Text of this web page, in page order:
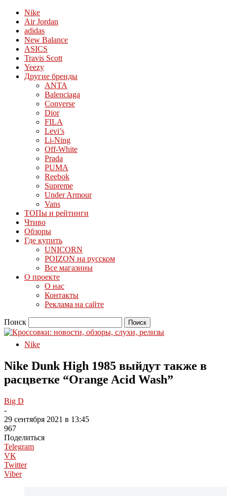
Nike
Air Jordan
adidas
New Balance
ASICS
Travis Scott
Yeezy
Другие бренды
ANTA
Balenciaga
Converse
Dior
FILA
Levi’s
Li-Ning
Off-White
Prada
PUMA
Reebok
Supreme
Under Armour
Vans
ТОПы и рейтинги
Чтиво
Обзоры
Где купить
UNICORN
POIZON на русском
Все магазины
О проекте
О нас
Контакты
Реклама на сайте
Поиск
Nike
Nike Dunk High 1985 выйдут также в
расцветке “Orange Acid Wash”
Big D
-
29 сентября 2021 в 13:45
967
Поделиться
Telegram
VK
Twitter
Viber